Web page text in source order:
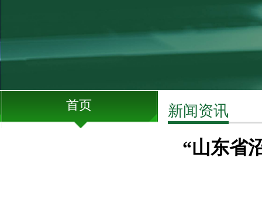
首页 新闻资讯
“山东省